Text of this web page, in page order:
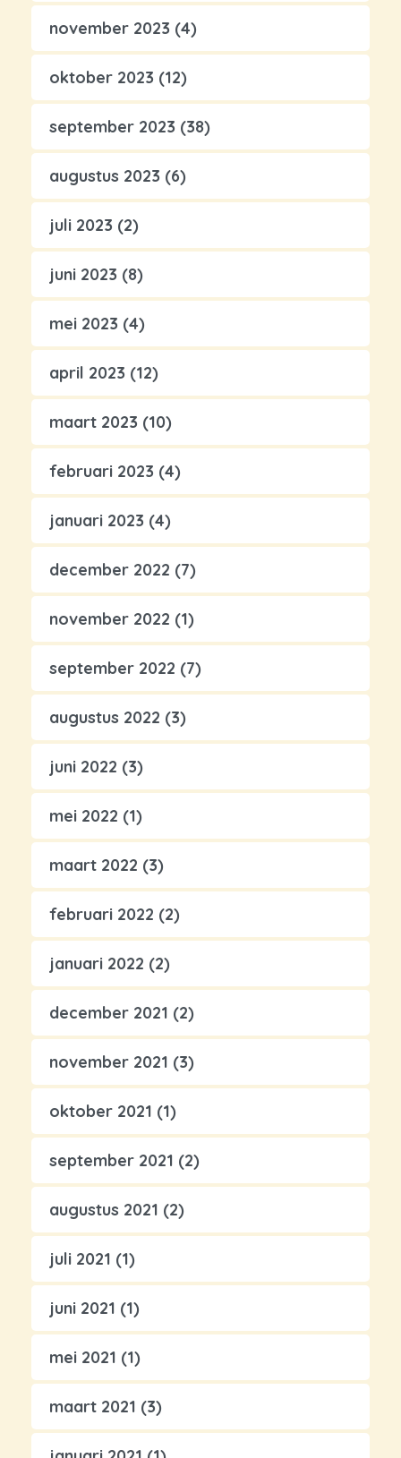
november 2023 (4)
oktober 2023 (12)
september 2023 (38)
augustus 2023 (6)
juli 2023 (2)
juni 2023 (8)
mei 2023 (4)
april 2023 (12)
maart 2023 (10)
februari 2023 (4)
januari 2023 (4)
december 2022 (7)
november 2022 (1)
september 2022 (7)
augustus 2022 (3)
juni 2022 (3)
mei 2022 (1)
maart 2022 (3)
februari 2022 (2)
januari 2022 (2)
december 2021 (2)
november 2021 (3)
oktober 2021 (1)
september 2021 (2)
augustus 2021 (2)
juli 2021 (1)
juni 2021 (1)
mei 2021 (1)
maart 2021 (3)